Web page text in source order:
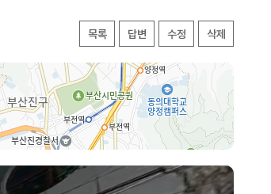
목록 답변 수정 삭제